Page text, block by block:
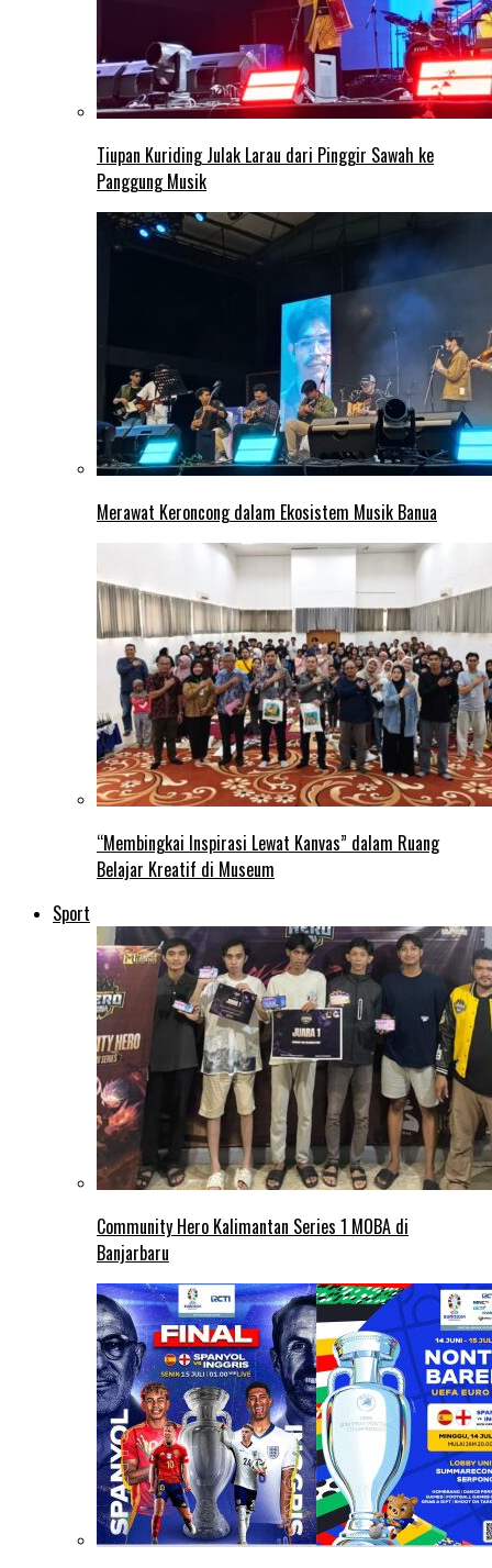
Tiupan Kuriding Julak Larau dari Pinggir Sawah ke
Panggung Musik
Merawat Keroncong dalam Ekosistem Musik Banua
“Membingkai Inspirasi Lewat Kanvas” dalam Ruang
Belajar Kreatif di Museum
Sport
Community Hero Kalimantan Series 1 MOBA di
Banjarbaru